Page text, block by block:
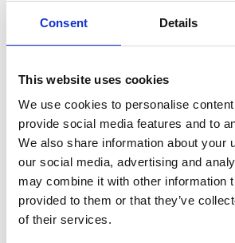
Consent Details
This website uses cookies
We use cookies to personalise
provide social media features and to
We also share information about your
our social media, advertising and
may combine it with other information
provided to them or that they’ve
of their services.
Seen: Svärdlång
Gesamtfläche: 491,9 ha
Plötze, Felchen, Kleine Maräne,
Angeln auf Forelle von Oktober
Tiefste Stelle ca 40 m.
Die Mindestgröße für
Bestellte Felder,
umzäunte Grundstücke wie
dürfen nicht betreten werden.
Trolling ist verboten.